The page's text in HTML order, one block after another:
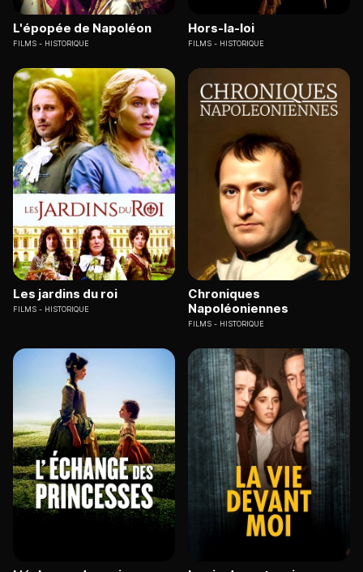
L'épopée de Napoléon
FILMS HISTORIQUE
Hors-la-loi
FILMS HISTORIQUE
Les jardins du roi
FILMS HISTORIQUE
Chroniques
Napoléoniennes
FILMS HISTORIQUE